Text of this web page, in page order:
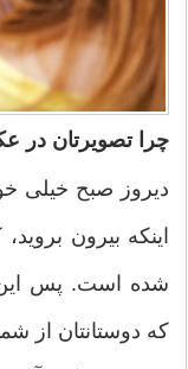
چرا تصویرتان در
دیروز صبح خیلی
اینکه بیرون
شده است. پس
که دوستانتان از